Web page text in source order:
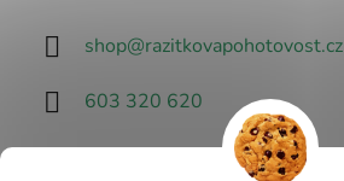
shop@razitkovapohotovost.cz
603 320 620